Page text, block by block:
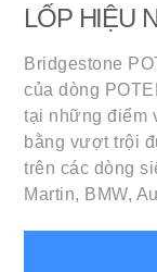
LỐP HIỆU
Bridgestone
của dòng
tại những điểm
bằng vượt trội
trên các dòng
Martin, BMW,